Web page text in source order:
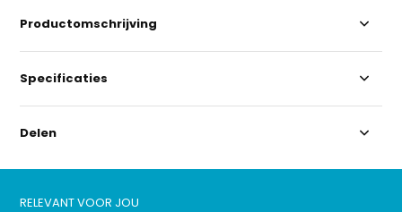
Productomschrijving
Specificaties
Delen
RELEVANT VOOR JOU